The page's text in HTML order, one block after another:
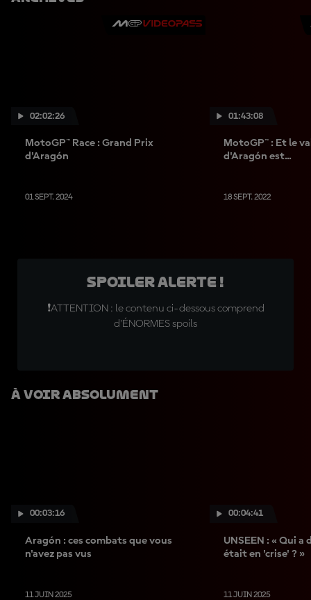
02:02:26
MotoGP™ Race : Grand Prix
d'Aragón
01 SEPT. 2024
01:43:08
MotoGP™ : Et le
d'Aragón est...
18 SEPT. 2022
SPOILER ALERTE !
❗ATTENTION : le contenu ci-dessous comprend
d'ÉNORMES spoils
À Voir Absolument
00:03:16
Aragón : ces combats que vous
n'avez pas vus
11 JUIN 2025
00:04:41
UNSEEN : « Qui
était en 'crise' ? »
11 JUIN 2025